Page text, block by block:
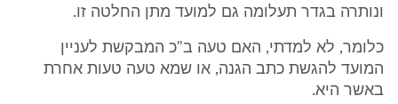
ונותרה בגדר תעלומה גם למועד מתן החלטה זו.
כלומר, לא למדתי, האם טעה ב"כ המבקשת לעניין
המועד להגשת כתב הגנה, או שמא טעה טעות אחרת
באשר היא.